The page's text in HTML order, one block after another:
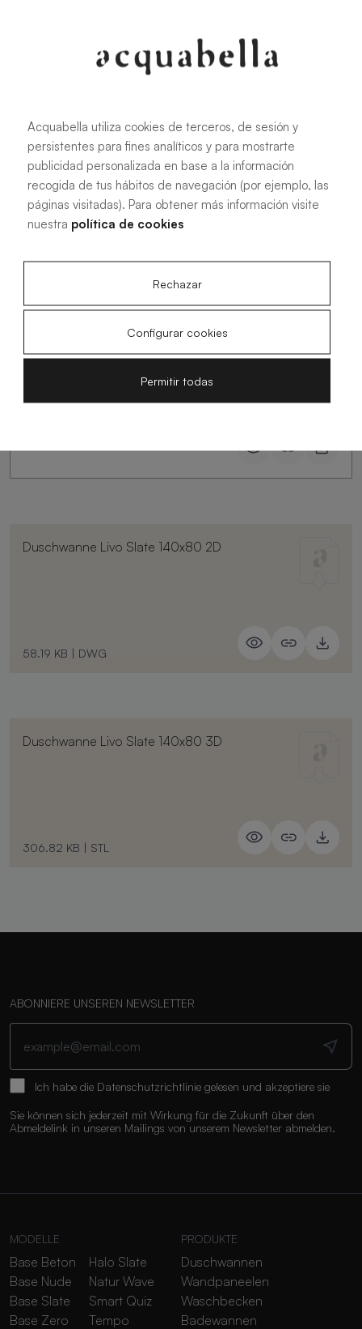
PDF
Installationshandbuch für Akron®
Duschwannen
4.15 MB|PDF
Technische Zeichnungen Livo
Duschwanne Livo Slate 140x80 2D
58.19 KB | DWG
Duschwanne Livo Slate 140x80 3D
306.82 KB | STL
ABONNIERE UNSEREN NEWSLETTER
Ich habe die Datenschutzrichtlinie gelesen und akzeptiere sie
Sie können sich jederzeit mit Wirkung für die Zukunft über den
Abmeldelink in unseren Mailings von unserem Newsletter abmelden.
MODELLE
Base Beton
Base Nude
Base Slate
Base Zero
Halo Slate
Natur Wave
Smart Quiz
Tempo
PRODUKTE
Duschwannen
Wandpaneelen
Waschbecken
Badewannen
Acquabella utiliza cookies de terceros, de sesión y
persistentes para fines analíticos y para mostrarte
publicidad personalizada en base a la información
recogida de tus hábitos de navegación (por ejemplo, las
páginas visitadas). Para obtener más información visite
nuestra política de cookies
Rechazar
Configurar cookies
Permitir todas